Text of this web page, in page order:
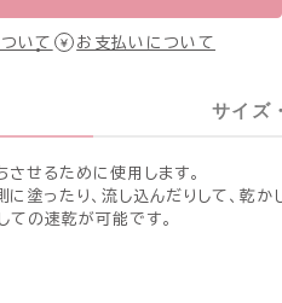
いて お支払いについて
サイズ
せるために使用します。
塗ったり、流し込んだりして、乾か
ての速乾が可能です。